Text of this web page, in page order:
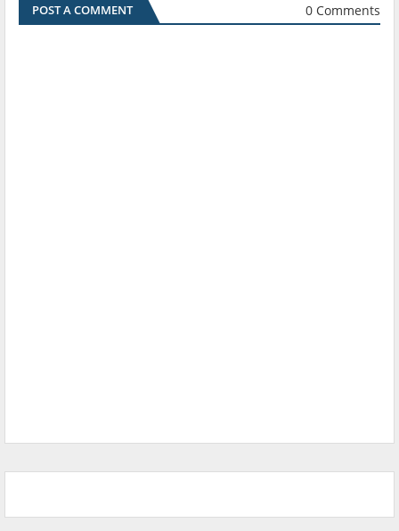
POST A COMMENT 0 Comments